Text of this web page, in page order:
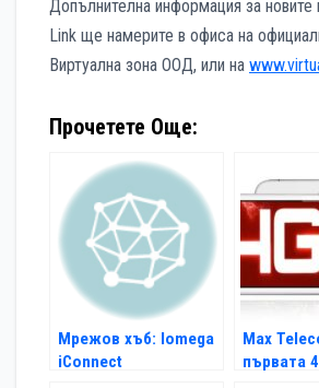
Допълнителна информация за новите
Link ще намерите в офиса на
Виртуална зона ООД, или на
Прочетете Още:
Мрежов хъб: Iomega
iConnect
Max
първата